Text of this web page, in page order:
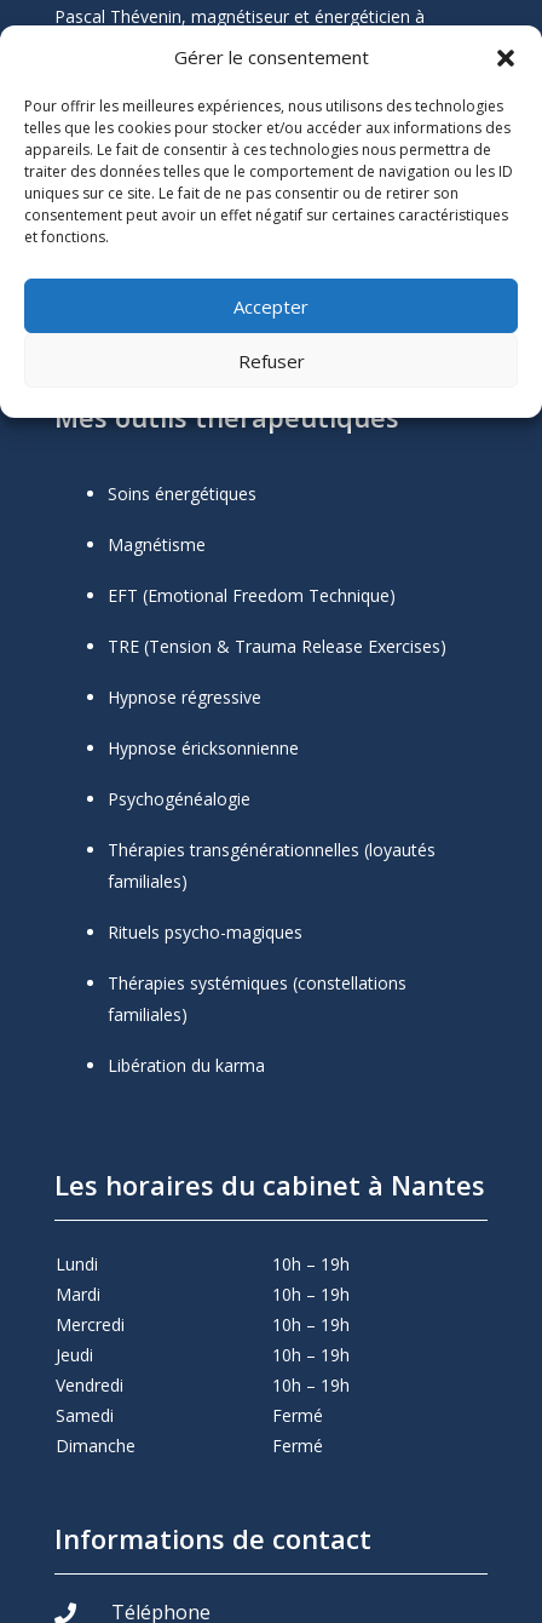
Gérer le consentement
Pour offrir les meilleures expériences, nous utilisons des technologies
telles que les cookies pour stocker et/ou accéder aux informations des
appareils. Le fait de consentir à ces technologies nous permettra de
traiter des données telles que le comportement de navigation ou les ID
uniques sur ce site. Le fait de ne pas consentir ou de retirer son
consentement peut avoir un effet négatif sur certaines caractéristiques
et fonctions.
Accepter
Refuser
Pascal Thévenin, magnétiseur et énergéticien à
grâce aux soins énergétiques. Que vous souffriez de
douleurs chroniques, de stress, ou de blocages
émotionnels, ses soins naturels et holistiques sont
conçus pour harmoniser votre énergie et restaurer
votre équilibre.

Numéro SIRET :51118684300039
Mes outils thérapeutiques
Soins énergétiques
Magnétisme
EFT (Emotional Freedom Technique)
TRE (Tension & Trauma Release Exercises)
Hypnose régressive
Hypnose éricksonnienne
Psychogénéalogie
Thérapies transgénérationnelles (loyautés
familiales)
Rituels psycho-magiques
Thérapies systémiques (constellations
familiales)
Libération du karma
Les horaires du cabinet à Nantes
Lundi
10h – 19h
Mardi
10h – 19h
Mercredi
10h – 19h
Jeudi
10h – 19h
Vendredi
10h – 19h
Samedi
Fermé
Dimanche
Fermé
Informations de contact
 Téléphone